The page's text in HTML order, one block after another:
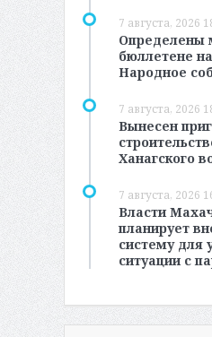
7 августа, 2026
Определены
бюллетене
Народное
7 августа, 2026
Вынесен
Ханагского
7 августа, 2026
Власти
планирует
систему для
ситуации с